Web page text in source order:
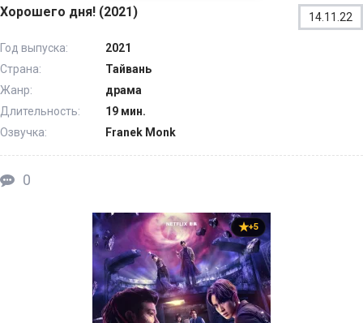
Хорошего дня! (2021) 14.11.22
Год выпуска:
2021
Страна:
Тайвань
Жанр:
драма
Длительность:
19 мин.
Озвучка:
Franek Monk
0
+5